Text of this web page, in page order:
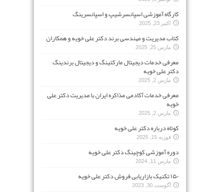
کارگاه آموزشی اسپانسرشیپ و اسپانسرینگ
اکتبر 23, 2025
کتاب مدیریت و مهندسی برند دکتر علی خویه و همکاران
مارس 25, 2025
معرفی خدمات دیجیتال مارکتینگ و دیجیتال برندینگ
دکتر علی خویه
مارس 2, 2025
معرفی خدمات آکادمی مذاکره ایران با مدیریت دکتر علی
خویه
مارس 2, 2025
کوتاه درباره دکتر علی خویه
فوریه 15, 2025
دوره آموزشی کوچینگ دکتر علی خویه
مارس 11, 2024
۱۵۰ تکنیک بازاریابی فروش دکتر علی خویه
آگوست 30, 2023